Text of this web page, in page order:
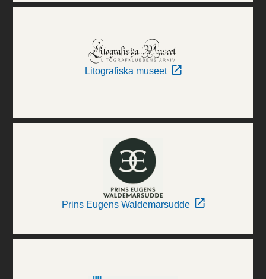
Litografiska museet
Prins Eugens Waldemarsudde